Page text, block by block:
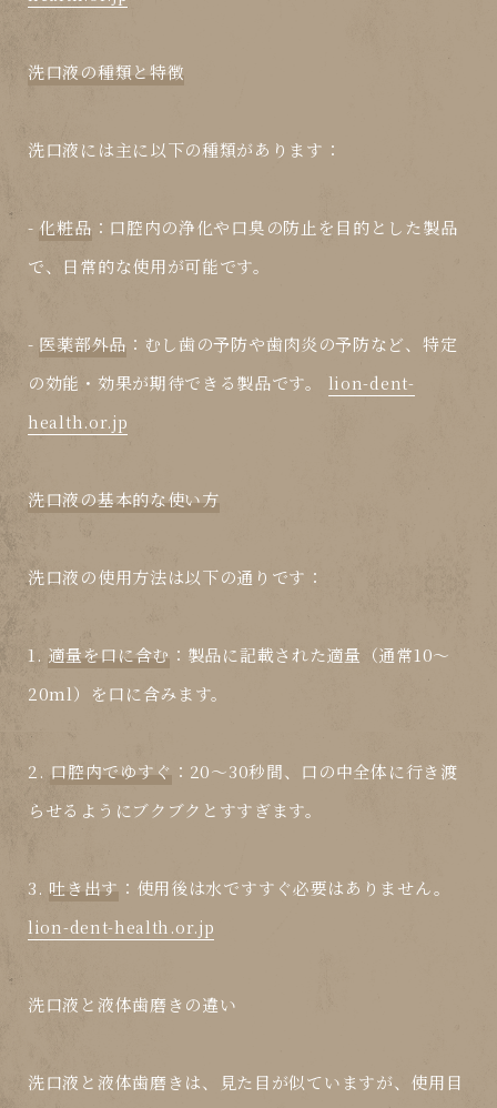
洗口液の種類と特徴
洗口液には主に以下の種類があります：
-化粧品 ：口腔内の浄化や口臭の防止を目的とした製品
で、日常的な使用が可能です。
- 医薬部外品 ：むし歯の予防や歯肉炎の予防など、特定
の効能・効果が期待できる製品です。 lion-dent-
health.or.jp
洗口液の基本的な使い方
洗口液の使用方法は以下の通りです：
1. 適量を口に含む ：製品に記載された適量（通常10～
20ml）を口に含みます。
2. 口腔内でゆすぐ ：20～30秒間、口の中全体に行き渡
らせるようにブクブクとすすぎます。
3. 吐き出す ：使用後は水ですすぐ必要はありません。
lion-dent-health.or.jp
洗口液と液体歯磨きの違い
洗口液と液体歯磨きは、見た目が似ていますが、使用目